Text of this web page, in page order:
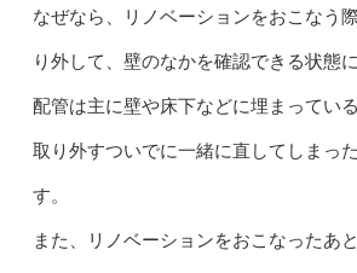
なぜなら、リノベーションをおこなう
り外して、壁のなかを確認できる状態
配管は主に壁や床下などに埋まってい
取り外すついでに一緒に直してしまっ
す。
また、リノベーションをおこなったあ